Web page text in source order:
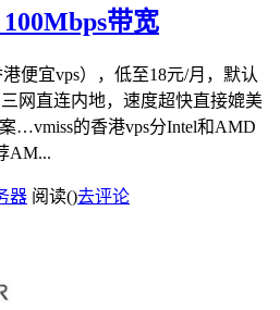
带宽
便宜vps），低至18元/月，默认
网直连内地，速度超快直接媲美
…vmiss的香港vps分Intel和AMD
AM...
器 阅读()去评论